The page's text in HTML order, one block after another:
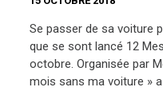
Se passer de sa voiture
que se sont lancé 12
octobre. Organisée par
mois sans ma voiture »